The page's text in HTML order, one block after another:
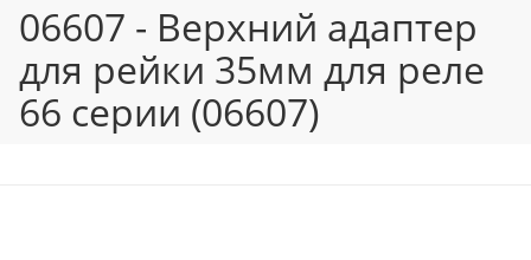
06607 - Верхний адаптер
для рейки 35мм для реле
66 серии (06607)